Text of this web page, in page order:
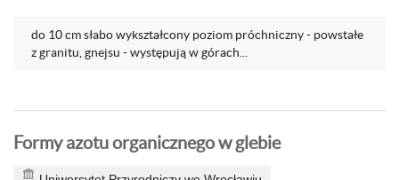
do 10 cm słabo wykształcony poziom próchniczny - powstałe
z granitu, gnejsu - występują w górach...
Formy azotu organicznego w glebie